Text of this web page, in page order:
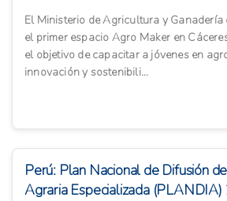
El Ministerio de Agricultura y
el primer espacio Agro Maker en
el objetivo de capacitar a jóvenes en
innovación y sostenibili...
Perú: Plan Nacional de Difusión
Agraria Especializada